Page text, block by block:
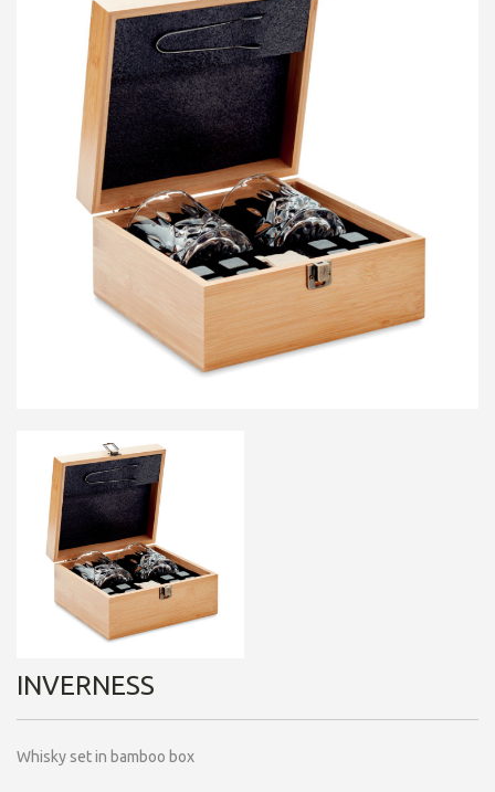
INVERNESS
Whisky set in bamboo box